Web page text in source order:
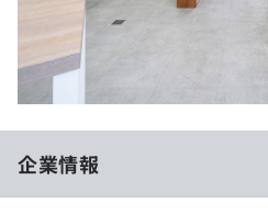
企業情報